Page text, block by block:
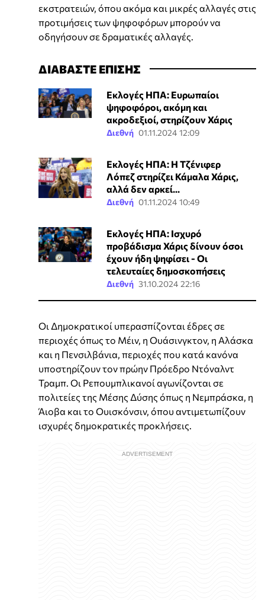
εκστρατειών, όπου ακόμα και μικρές αλλαγές στις
προτιμήσεις των ψηφοφόρων μπορούν να
οδηγήσουν σε δραματικές αλλαγές.
ΔΙΑΒΑΣΤΕ ΕΠΙΣΗΣ
Εκλογές ΗΠΑ: Ευρωπαίοι
ψηφοφόροι, ακόμη και
ακροδεξιοί, στηρίζουν Χάρις
Διεθνή 01.11.2024 12:09
Εκλογές ΗΠΑ: H Τζένιφερ
Λόπεζ στηρίζει Κάμαλα Χάρις,
αλλά δεν αρκεί...
Διεθνή 01.11.2024 10:49
Εκλογές ΗΠΑ: Ισχυρό
προβάδισμα Χάρις δίνουν όσοι
έχουν ήδη ψηφίσει - Οι
τελευταίες δημοσκοπήσεις
Διεθνή 31.10.2024 22:16
Οι Δημοκρατικοί υπερασπίζονται έδρες σε
περιοχές όπως το Μέιν, η Ουάσινγκτον, η Αλάσκα
και η Πενσιλβάνια, περιοχές που κατά κανόνα
υποστηρίζουν τον πρώην Πρόεδρο Ντόναλντ
Τραμπ. Οι Ρεπουμπλικανοί αγωνίζονται σε
πολιτείες της Μέσης Δύσης όπως η Νεμπράσκα, η
Άιοβα και το Ουισκόνσιν, όπου αντιμετωπίζουν
ισχυρές δημοκρατικές προκλήσεις.